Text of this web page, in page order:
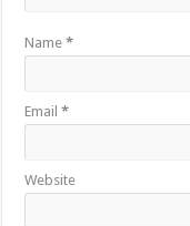
Name*
Email*
Website